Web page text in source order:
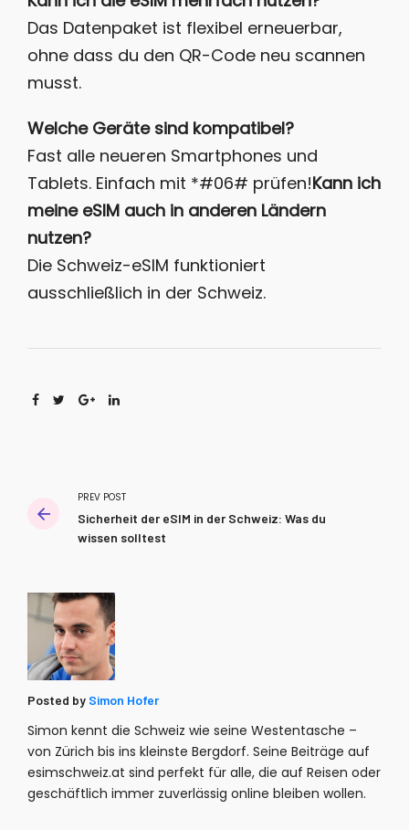
Das Datenpaket ist flexibel erneuerbar,
ohne dass du den QR-Code neu scannen
musst.
Welche Geräte sind kompatibel?
Fast alle neueren Smartphones und
Tablets. Einfach mit *#06# prüfen!Kann ich
meine eSIM auch in anderen Ländern
nutzen?
Die Schweiz-eSIM funktioniert
ausschließlich in der Schweiz.
PREV POST
Sicherheit der eSIM in der Schweiz: Was du
wissen solltest
Posted by Simon Hofer
Simon kennt die Schweiz wie seine Westentasche –
von Zürich bis ins kleinste Bergdorf. Seine Beiträge auf
esimschweiz.at sind perfekt für alle, die auf Reisen oder
geschäftlich immer zuverlässig online bleiben wollen.